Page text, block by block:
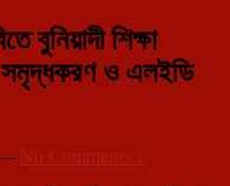
বুনিয়াদী শিক্ষা
সমৃদ্ধকরণ ও এলইডি
No Comments ↓